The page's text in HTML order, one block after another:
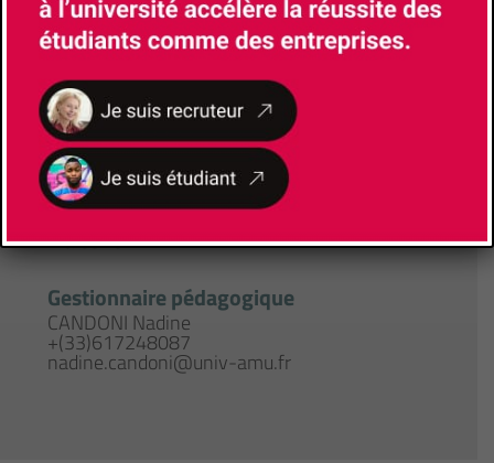
Responsable de Formation
GUIVIER CURIEN Carine
carine.guivier@univ-amu.fr
Lieu de formation
163, avenue de Luminy
Marseille
Gestionnaire pédagogique
CANDONI Nadine
+(33)617248087
nadine.candoni@univ-amu.fr